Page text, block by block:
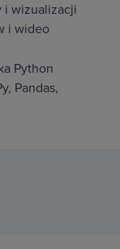
i wizualizacji
i wideo
Python
Pandas,